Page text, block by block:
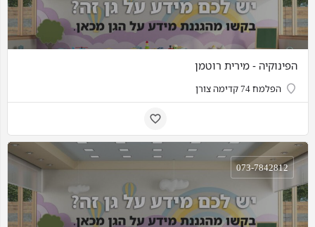
הפינוקיה - מירית רוטמן
הפלמח 74 קדימה צורן
073-7842812